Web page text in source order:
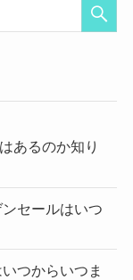
あるのか知り
セールはいつ
つからいつま